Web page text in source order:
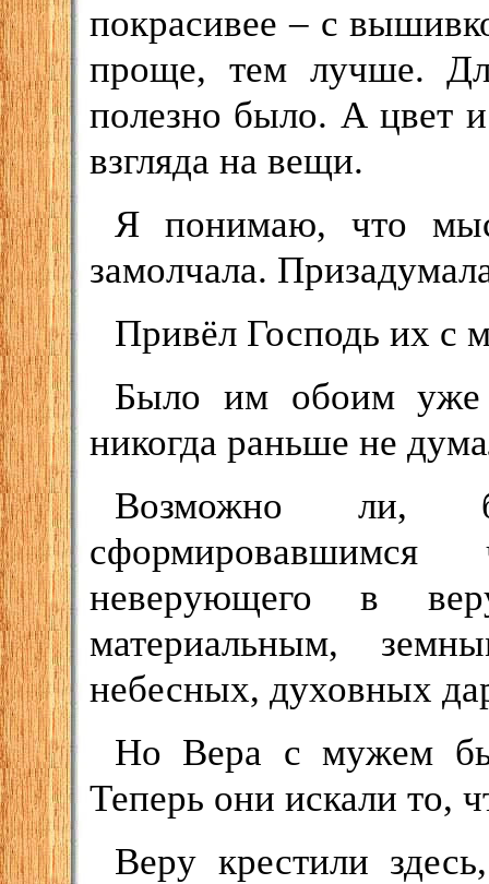
покрасивее – с
проще, тем лучше.
полезно было. А цвет
взгляда на вещи.
Я понимаю, что
замолчала.
Привёл Господь их с
Было им обоим уже
никогда раньше не
Возможно ли,
сформировавшимся
неверующего в
материальным,
небесных, духовных
Но Вера с мужем
Теперь они искали то,
Веру крестили